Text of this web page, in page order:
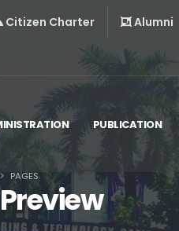
Citizen Charter
Alumni
PUBLICATION
Preview
PAGES